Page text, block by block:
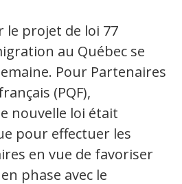
le projet de loi 77
au Québec se
Pour Partenaires
(PQF),
nouvelle loi était
pour effectuer les
en vue de favoriser
phase avec le